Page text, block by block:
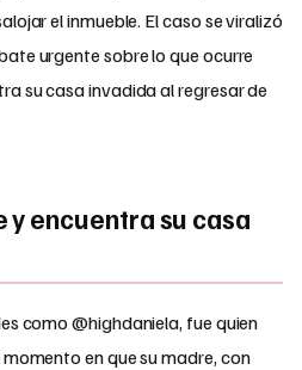
el inmueble. El caso se viralizó
urgente sobre lo que ocurre
su casa invadida al regresar de
y encuentra su casa
como @highdaniela, fue quien
en que su madre, con